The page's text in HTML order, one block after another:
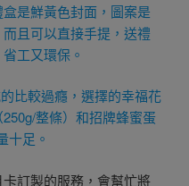
是鮮黃色封面，圖案是
且可以直接手提，送禮
工又環保。
比較過癮，選擇的幸福花
整條）和招牌蜂蜜蛋
十足。
訂製的服務，會幫忙將